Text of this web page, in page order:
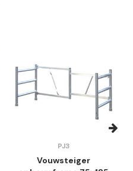
PJ3
Vouwsteiger